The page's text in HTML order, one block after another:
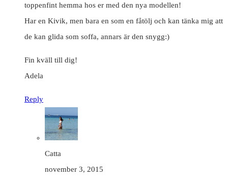
toppenfint hemma hos er med den nya modellen!
Har en Kivik, men bara en som en fåtölj och kan tänka mig att
de kan glida som soffa, annars är den snygg:)
Fin kväll till dig!
Adela
Reply
Catta
november 3, 2015